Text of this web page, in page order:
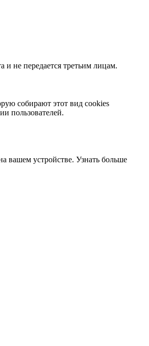
и не передается третьим лицам.
собирают этот вид cookies
пользователей.
вашем устройстве. Узнать больше